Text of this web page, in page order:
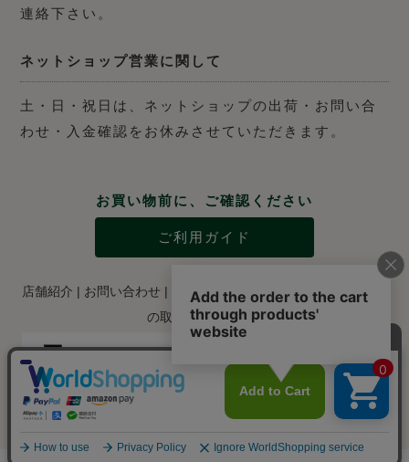
連絡下さい。
ネットショップ営業に関して
土・日・祝日は、ネットショップの出荷・お問い合
わせ・入金確認をお休みさせていただきます。
お買い物前に、ご確認ください
ご利用ガイド
店舗紹介 お問い合わせ 特定商取引法に関する表示 |
個人情報
の取り扱いについて